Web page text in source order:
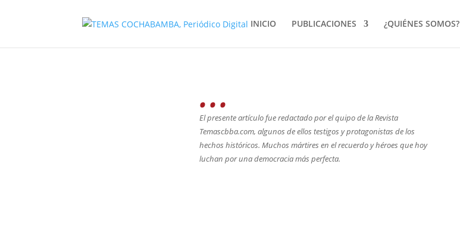
INICIO PUBLICACIONES ¿QUIÉNES SOMOS?
...
El presente artículo fue redactado por el quipo de la Revista
Temascbba.com, algunos de ellos testigos y protagonistas de los
hechos históricos. Muchos mártires en el recuerdo y héroes que hoy
luchan por una democracia más perfecta.